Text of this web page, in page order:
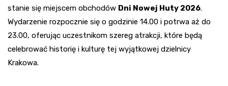
stanie się miejscem obchodów Dni Nowej Huty 2026.
Wydarzenie rozpocznie się o godzinie 14.00 i potrwa aż do
23.00, oferując uczestnikom szereg atrakcji, które będą
celebrować historię i kulturę tej wyjątkowej dzielnicy
Krakowa.